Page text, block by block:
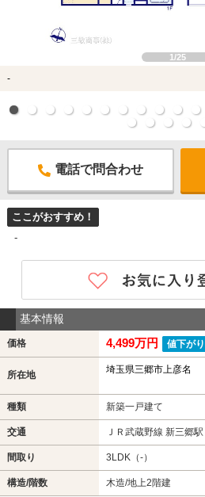
1/25
-
電話で問合わせ
ここがおすすめ！
-
基本情報
価格 4,499万円 値下がり
所在地 埼玉県三郷市上彦名
種類 新築一戸建て
交通 ＪＲ武蔵野線 新三郷
間取り 3LDK（-）
構造/階数 木造/地上2階建